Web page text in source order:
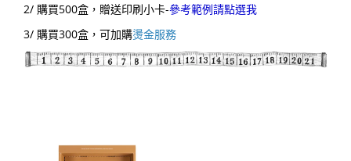
2/ 購買500盒，贈送印刷小卡-參考範例請點選我
3/ 購買300盒，可加購燙金服務